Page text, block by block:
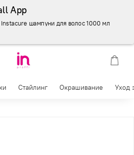
App
шампуни для волос 1000 мл. –
Стайлинг Окрашивание Уход